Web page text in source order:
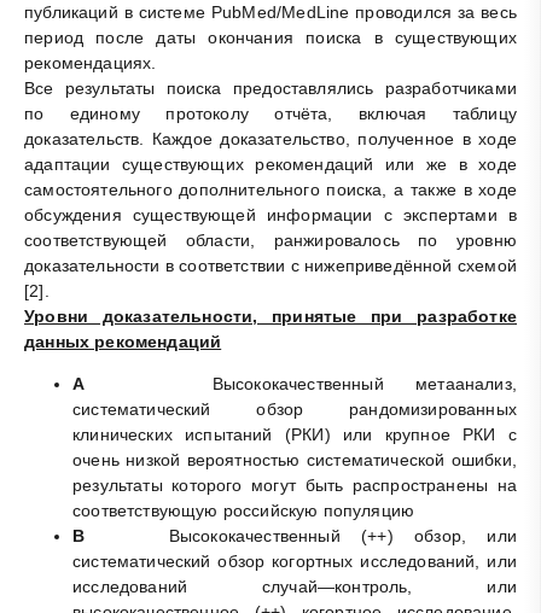
публикаций в системе PubMed/MedLine проводился за весь
период после даты окончания поиска в существующих
рекомендациях.
Все результаты поиска предоставлялись разработчиками
по единому протоколу отчёта, включая таблицу
доказательств. Каждое доказательство, полученное в ходе
адаптации существующих рекомендаций или же в ходе
самостоятельного дополнительного поиска, а также в ходе
обсуждения существующей информации с экспертами в
соответствующей области, ранжировалось по уровню
доказательности в соответствии с нижеприведённой схемой
[2].
Уровни доказательности, принятые при разработке
данных рекомендаций
A Высококачественный метаанализ,
систематический обзор рандомизированных
клинических испытаний (РКИ) или крупное РКИ с
очень низкой вероятностью систематической ошибки,
результаты которого могут быть распространены на
соответствующую российскую популяцию
B Высококачественный (++) обзор, или
систематический обзор когортных исследований, или
исследований случай—контроль, или